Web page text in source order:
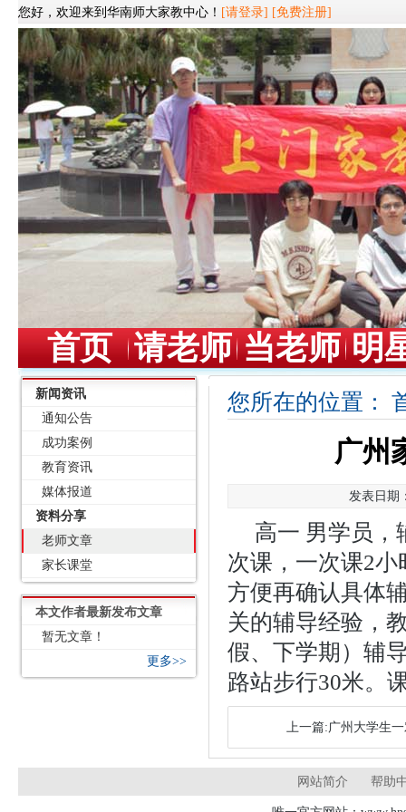
您好，欢迎来到华南师大家教中心！ [请登录] [免费注册]
首页 请老师 当老师 明
新闻资讯
通知公告
成功案例
教育资讯
媒体报道
资料分享
老师文章
家长课堂
本文作者最新发布文章
暂无文章！
更多>>
您所在的位置：
广州
发表日期
高一 男学员，
次课，一次课2
方便再确认具体
关的辅导经验，
假、下学期）辅
路站步行30米。
上一篇:广州大学生
网站简介 帮助